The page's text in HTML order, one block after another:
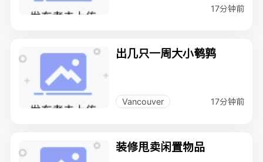
17分钟前
出几只一周大小鹌鹑
Vancouver 17分钟前
装修甩卖闲置物品